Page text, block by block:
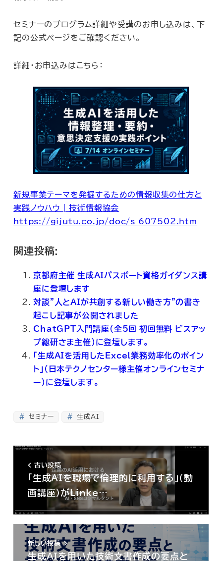
セミナーのプログラム詳細や受講のお申し込みは、下
記の公式ページをご確認ください。
詳細・お申込みはこちら：
新規事業テーマを発掘するための情報収集の仕方と
実践ノウハウ | 技術情報協会
https://gijutu.co.jp/doc/s_607502.htm
関連投稿:
京都府主催 生成AIパスポート資格ガイダンス講
座に登壇します
対談”人とAIが共創する新しい働き方”の書き
起こし記事が公開されました
ChatGPT入門講座(全5回 初回無料 ビスアッ
プ総研さま主催)に登壇します。
「生成AIを活用したExcel業務効率化のポイン
ト」(日本テクノセンター様主催オンラインセミナ
ー)に登壇します。
セミナー 生成AI
古い投稿
「生成AIを職場で倫理的に利用する」(動
画講座)がLinke…
新しい投稿
生成AIを用いた技術文書作成の要点と